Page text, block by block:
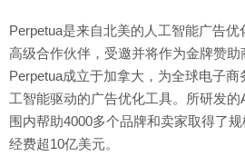
Perpetua是来自北美的人工智能广告
高级合作伙伴，受邀并将作为金牌赞助
Perpetua成立于加拿大，为全球电子商
工智能驱动的广告优化工具。所研发
围内帮助4000多个品牌和卖家取得了
经费超10亿美元。